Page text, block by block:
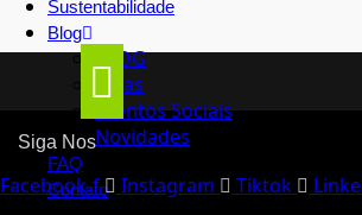
Sustentabilidade
Blog
BLOG
Dicas
Eventos Sociais
Novidades
FAQ
Contato
Siga Nos
Facebook-f Instagram Tiktok